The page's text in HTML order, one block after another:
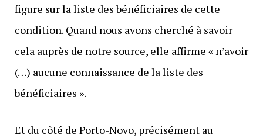
figure sur la liste des bénéficiaires de cette
condition. Quand nous avons cherché à savoir
cela auprès de notre source, elle affirme « n’avoir
(…) aucune connaissance de la liste des
bénéficiaires ».
Et du côté de Porto-Novo, précisément au